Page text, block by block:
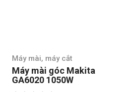
Máy mài, máy cắt
Máy Mài Góc Maktec
MT970 720W